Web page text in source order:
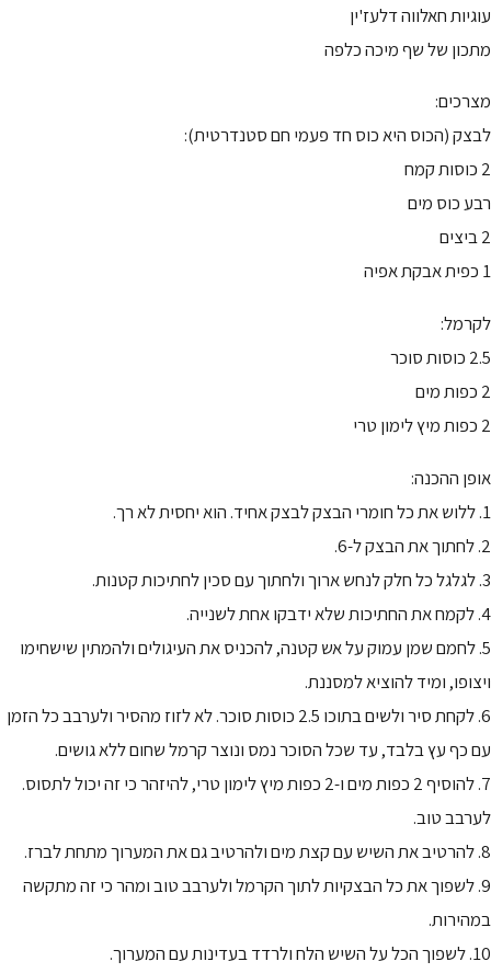
עוגיות חאלווה דלעז'ין
מתכון של שף מיכה כלפה
מצרכים:
לבצק (הכוס היא כוס חד פעמי חם סטנדרטית):
2 כוסות קמח
רבע כוס מים
2 ביצים
1 כפית אבקת אפיה
לקרמל:
2.5 כוסות סוכר
2 כפות מים
2 כפות מיץ לימון טרי
אופן ההכנה:
1. ללוש את כל חומרי הבצק לבצק אחיד. הוא יחסית לא רך.
2. לחתוך את הבצק ל-6.
3. לגלגל כל חלק לנחש ארוך ולחתוך עם סכין לחתיכות קטנות.
4. לקמח את החתיכות שלא ידבקו אחת לשנייה.
5. לחמם שמן עמוק על אש קטנה, להכניס את העיגולים ולהמתין שישחימו
ויצופו, ומיד להוציא למסננת.
6. לקחת סיר ולשים בתוכו 2.5 כוסות סוכר. לא לזוז מהסיר ולערבב כל הזמן
עם כף עץ בלבד, עד שכל הסוכר נמס ונוצר קרמל שחום ללא גושים.
7. להוסיף 2 כפות מים ו-2 כפות מיץ לימון טרי, להיזהר כי זה יכול לתסוס.
לערבב טוב.
8. להרטיב את השיש עם קצת מים ולהרטיב גם את המערוך מתחת לברז.
9. לשפוך את כל הבצקיות לתוך הקרמל ולערבב טוב ומהר כי זה מתקשה
במהירות.
10. לשפוך הכל על השיש הלח ולרדד בעדינות עם המערוך.